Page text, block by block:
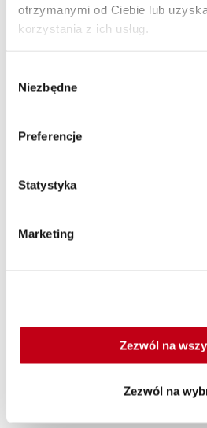
otrzymanymi od Ciebie lub
korzystania z ich usług.
zgody
Niezbędne
Preferencje
Statystyka
Marketing
Zezwól na
Zezwól na
Smaczne posiłki – wysoka
wysokiej jakości składniki.
składników, dzięki czemu nasze
przyjemność, a nie obowiązek.
Nasza zdrowa dieta jest
urozmaicona. Oferujemy
wszystkie niezbędne składniki
Z nami zdrowe jedzenie jest
dietetycznego. Maczfit!